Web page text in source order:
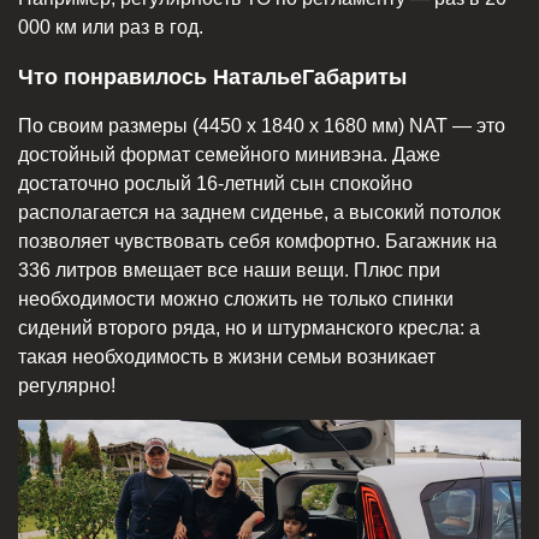
000 км или раз в год.
Что понравилось НатальеГабариты
По своим размеры (4450 х 1840 х 1680 мм) NAT — это
достойный формат семейного минивэна. Даже
достаточно рослый 16-летний сын спокойно
располагается на заднем сиденье, а высокий потолок
позволяет чувствовать себя комфортно. Багажник на
336 литров вмещает все наши вещи. Плюс при
необходимости можно сложить не только спинки
сидений второго ряда, но и штурманского кресла: а
такая необходимость в жизни семьи возникает
регулярно!